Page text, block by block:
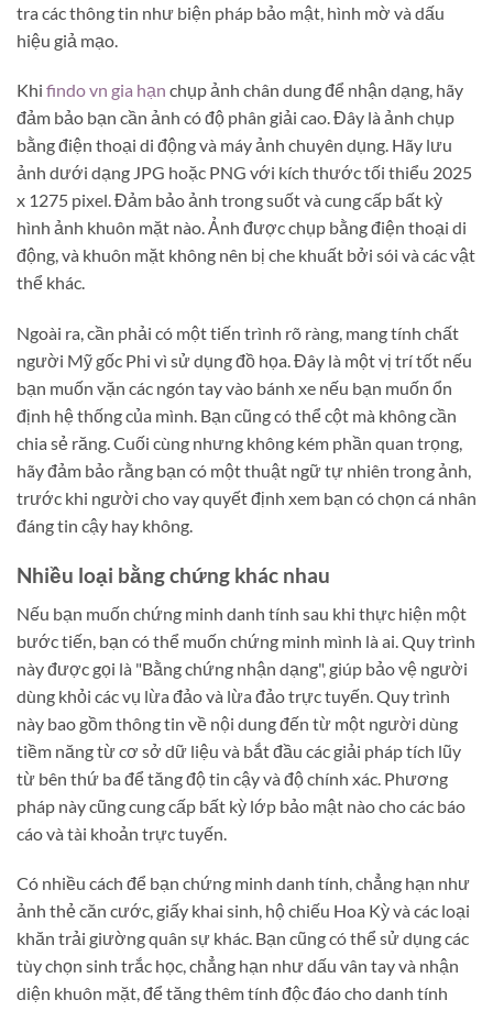
tra các thông tin như biện pháp bảo mật, hình mờ và dấu
hiệu giả mạo.
Khi findo vn gia hạn chụp ảnh chân dung để nhận dạng, hãy
đảm bảo bạn cần ảnh có độ phân giải cao. Đây là ảnh chụp
bằng điện thoại di động và máy ảnh chuyên dụng. Hãy lưu
ảnh dưới dạng JPG hoặc PNG với kích thước tối thiểu 2025
x 1275 pixel. Đảm bảo ảnh trong suốt và cung cấp bất kỳ
hình ảnh khuôn mặt nào. Ảnh được chụp bằng điện thoại di
động, và khuôn mặt không nên bị che khuất bởi sói và các vật
thể khác.
Ngoài ra, cần phải có một tiến trình rõ ràng, mang tính chất
người Mỹ gốc Phi vì sử dụng đồ họa. Đây là một vị trí tốt nếu
bạn muốn vặn các ngón tay vào bánh xe nếu bạn muốn ổn
định hệ thống của mình. Bạn cũng có thể cột mà không cần
chia sẻ răng. Cuối cùng nhưng không kém phần quan trọng,
hãy đảm bảo rằng bạn có một thuật ngữ tự nhiên trong ảnh,
trước khi người cho vay quyết định xem bạn có chọn cá nhân
đáng tin cậy hay không.
Nhiều loại bằng chứng khác nhau
Nếu bạn muốn chứng minh danh tính sau khi thực hiện một
bước tiến, bạn có thể muốn chứng minh mình là ai. Quy trình
này được gọi là "Bằng chứng nhận dạng", giúp bảo vệ người
dùng khỏi các vụ lừa đảo và lừa đảo trực tuyến. Quy trình
này bao gồm thông tin về nội dung đến từ một người dùng
tiềm năng từ cơ sở dữ liệu và bắt đầu các giải pháp tích lũy
từ bên thứ ba để tăng độ tin cậy và độ chính xác. Phương
pháp này cũng cung cấp bất kỳ lớp bảo mật nào cho các báo
cáo và tài khoản trực tuyến.
Có nhiều cách để bạn chứng minh danh tính, chẳng hạn như
ảnh thẻ căn cước, giấy khai sinh, hộ chiếu Hoa Kỳ và các loại
khăn trải giường quân sự khác. Bạn cũng có thể sử dụng các
tùy chọn sinh trắc học, chẳng hạn như dấu vân tay và nhận
diện khuôn mặt, để tăng thêm tính độc đáo cho danh tính